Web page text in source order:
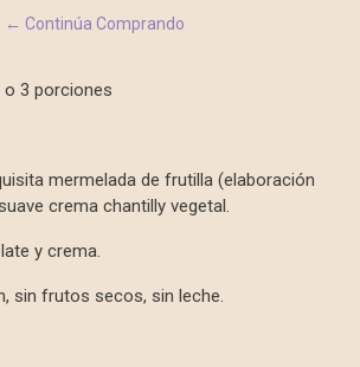
← Continúa Comprando
o 3 porciones
mermelada de frutilla (elaboración
crema chantilly vegetal.
y crema.
sin frutos secos, sin leche.